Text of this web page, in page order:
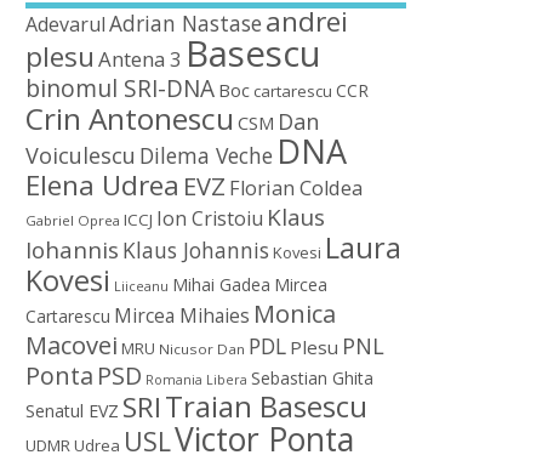
Adevarul Adrian Nastaseandrei
plesu Antena 3 Basescu
binomul SRI-DNA Boc cartarescu CCR
Crin Antonescu CSM Dan
Voiculescu Dilema Veche DNA
Elena Udrea EVZ Florian Coldea
Gabriel Oprea ICCJ Ion Cristoiu Klaus
Iohannis Klaus Johannis Kovesi Laura
Kovesi Liiceanu Mihai Gadea Mircea
Cartarescu Mircea Mihaies Monica
Macovei MRU Nicusor Dan PDL Plesu PNL
Ponta PSD Romania Libera Sebastian Ghita
Senatul EVZ SRITraian Basescu
UDMRUdrea USLVictor Ponta